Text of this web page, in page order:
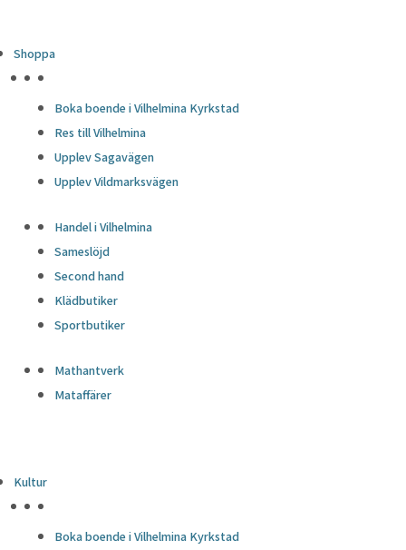
Shoppa
Boka boende i Vilhelmina Kyrkstad
Res till Vilhelmina
Upplev Sagavägen
Upplev Vildmarksvägen
Handel i Vilhelmina
Sameslöjd
Second hand
Klädbutiker
Sportbutiker
Mathantverk
Mataffärer
Kultur
Boka boende i Vilhelmina Kyrkstad